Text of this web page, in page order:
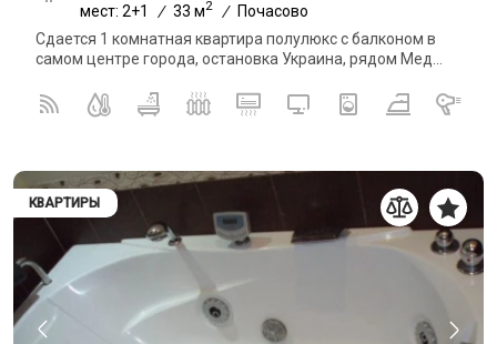
мест: 2+1
/ 33 м2 /
Почасово
Сдается 1 комнатная квартира полулюкс с балконом в
самом центре города, остановка Украина, рядом Мед...
КВАРТИРЫ